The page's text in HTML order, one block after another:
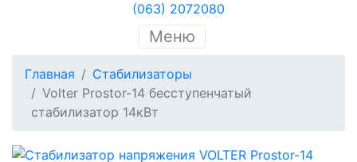
(063) 2072080
Меню
Главная
Стабилизаторы
Volter Prostor-14 бесступенчатый
стабилизатор 14кВт